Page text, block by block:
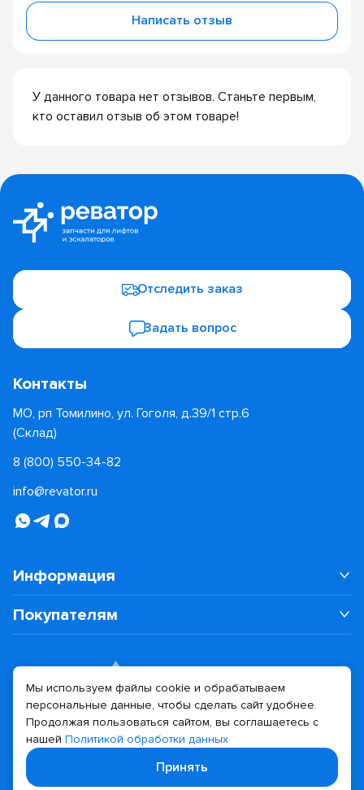
У данного товара нет отзывов. Станьте первым,
кто оставил отзыв об этом товаре!
Написать отзыв
Отследить заказ
Задать вопрос
Контакты
МО, рп Томилино, ул. Гоголя, д.39/1 стр.6
(Склад)
8 (800) 550-34-82
info@revator.ru
Информация
Покупателям
Политика конфиденциальности
Дизайн сайта Разработка сайта
Мы используем файлы cookie и обрабатываем
персональные данные, чтобы сделать сайт удобнее.
Продолжая пользоваться сайтом, вы соглашаетесь с
нашей Политикой обработки данных
Принять